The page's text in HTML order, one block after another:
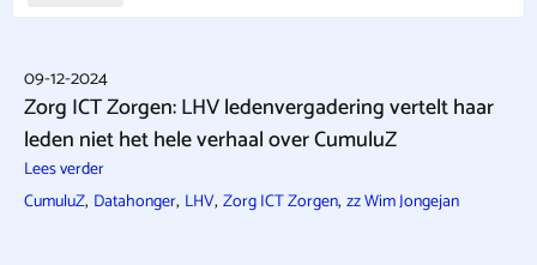
09-12-2024
Zorg ICT Zorgen: LHV ledenvergadering vertelt haar
leden niet het hele verhaal over CumuluZ
Lees verder
CumuluZ, Datahonger, LHV, Zorg ICT Zorgen, zz Wim Jongejan